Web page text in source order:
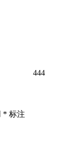
444
* 标注